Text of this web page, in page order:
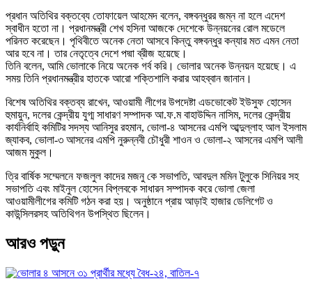
প্রধান অতিথির বক্তব্যে তোফায়েল আহমেদ বলেন, বঙ্গবন্ধুরর জম্ন না হলে এদেশ
স্বাধীন হতো না। প্রধানমন্ত্রী শেখ হসিনা আজকে দেশেকে উন্নয়নের রোল মডেলে
পরিনত করেছেন। পৃথিবীতে অনেক নেতা আসবে কিন্তু বঙ্গবন্ধুর কন্যার মত এমন নেতা
আর হবে না। তার নেতৃত্বে দেশে পদ্মা ব্রীজ হয়েছে।
তিনি বলেন, আমি ভোলাকে নিয়ে অনেক গর্ব করি। ভোলার অনেক উন্নয়ন হয়েছে। এ
সময় তিনি প্রধানমন্ত্রীর হাতকে আরো শক্তিশালি করার আহব্বান জানান।
বিশেষ অতিথির বক্তব্য রাখেন, আওয়ামী লীগের উপদেষ্টা এডভোকেট ইউসুফ হোসেন
হুমায়ুন, দলের কেন্দ্রীয় যুগ্ম সাধারণ সম্পাদক আ.ফ.ম বাহাউদ্দিন নাসিম, দলের কেন্দ্রীয়
কার্যনির্বাহি কমিটির সদস্য আনিসুর রহমান, ভোলা-৪ আসনের এমপি আব্দুল্লাহ আল ইসলাম
জ্যাকব, ভোলা-৩ আসনের এমপি নুরুন্নবী চৌধুরী শাওন ও ভোলা-২ আসনের এমপি আলী
আজম মুকুল।
ত্রি বার্ষিক সম্মেলনে ফজলুল কাদের মজনু কে সভাপতি, আবদুল মমিন টুলুকে সিনিয়র সহ
সভাপতি এবং মাইনুল হোসেন বিপ্লবকে সাধারন সম্পাদক করে ভোলা জেলা
আওয়ামীলীগের কমিটি গঠন করা হয়। অনুষ্ঠানে প্রায় আড়াই হাজার ডেলিগেট ও
কাউন্সিলরসহ অতিথিগন উপস্থিত ছিলেন।
আরও পড়ুন